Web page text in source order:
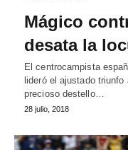
Mágico
desata la
El centrocampista
lideró el ajustado
precioso destello…
28 julio, 2018